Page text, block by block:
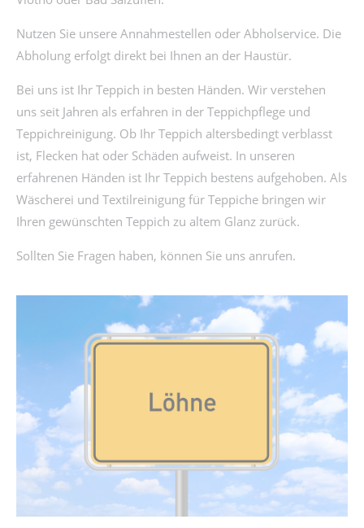
Nutzen Sie unsere Annahmestellen oder Abholservice. Die
Abholung erfolgt direkt bei Ihnen an der Haustür.
Bei uns ist Ihr Teppich in besten Händen. Wir verstehen
uns seit Jahren als erfahren in der Teppichpflege und
Teppichreinigung. Ob Ihr Teppich altersbedingt verblasst
ist, Flecken hat oder Schäden aufweist. In unseren
erfahrenen Händen ist Ihr Teppich bestens aufgehoben. Als
Wäscherei und Textilreinigung für Teppiche bringen wir
Ihren gewünschten Teppich zu altem Glanz zurück.
Sollten Sie Fragen haben, können Sie uns anrufen.